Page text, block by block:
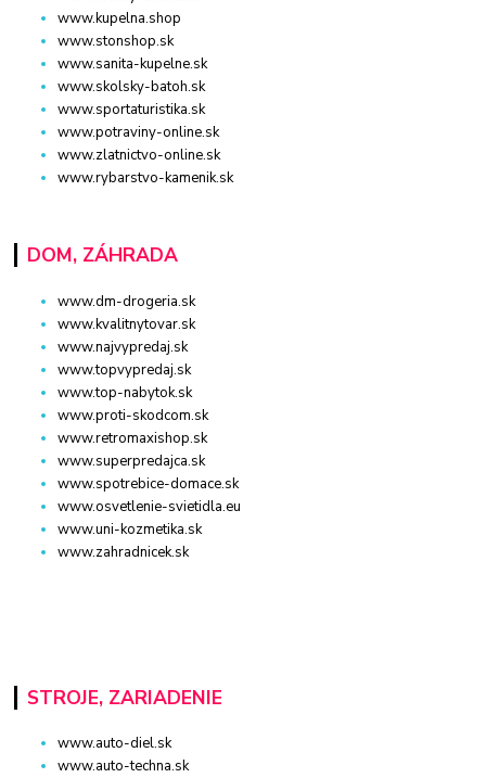
www.kupelna.shop
www.stonshop.sk
www.sanita-kupelne.sk
www.skolsky-batoh.sk
www.sportaturistika.sk
www.potraviny-online.sk
www.zlatnictvo-online.sk
www.rybarstvo-kamenik.sk
DOM, ZÁHRADA
www.dm-drogeria.sk
www.kvalitnytovar.sk
www.najvypredaj.sk
www.topvypredaj.sk
www.top-nabytok.sk
www.proti-skodcom.sk
www.retromaxishop.sk
www.superpredajca.sk
www.spotrebice-domace.sk
www.osvetlenie-svietidla.eu
www.uni-kozmetika.sk
www.zahradnicek.sk
STROJE, ZARIADENIE
www.auto-diel.sk
www.auto-techna.sk